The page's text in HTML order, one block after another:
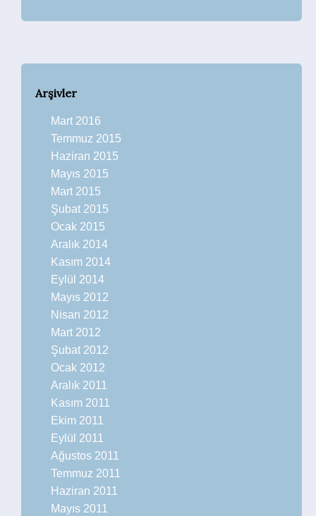
Arşivler
Mart 2016
Temmuz 2015
Haziran 2015
Mayıs 2015
Mart 2015
Şubat 2015
Ocak 2015
Aralık 2014
Kasım 2014
Eylül 2014
Mayıs 2012
Nisan 2012
Mart 2012
Şubat 2012
Ocak 2012
Aralık 2011
Kasım 2011
Ekim 2011
Eylül 2011
Ağustos 2011
Temmuz 2011
Haziran 2011
Mayıs 2011